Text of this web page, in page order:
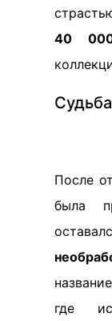
40 000
После
была
где